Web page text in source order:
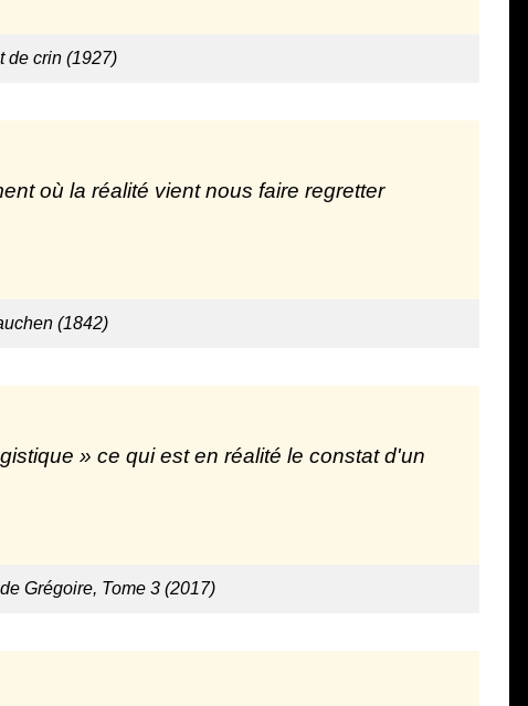
de crin (1927)
où la réalité vient nous faire regretter
(1842)
» ce qui est en réalité le constat d'un
Grégoire, Tome 3 (2017)